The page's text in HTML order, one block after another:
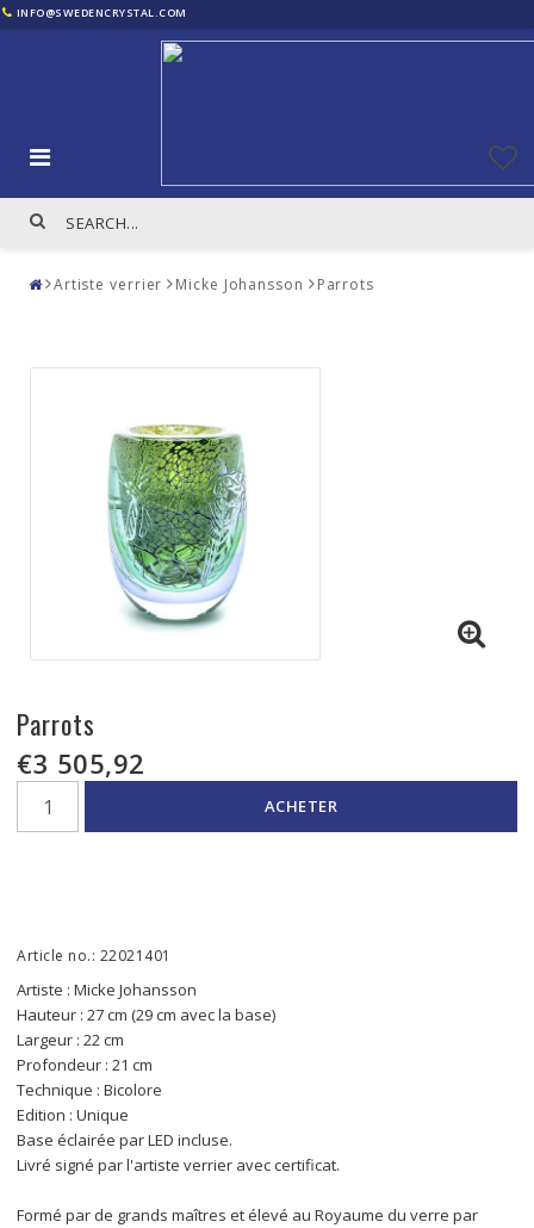
INFO@SWEDENCRYSTAL.COM
Artiste verrier Micke Johansson Parrots
Parrots
€3 505,92
ACHETER
Article no.: 22021401
Artiste : Micke Johansson
Hauteur : 27 cm (29 cm avec la base)
Largeur : 22 cm
Profondeur : 21 cm
Technique : Bicolore
Edition : Unique
Base éclairée par LED incluse.
Livré signé par l'artiste verrier avec certificat.
Formé par de grands maîtres et élevé au Royaume du verre par